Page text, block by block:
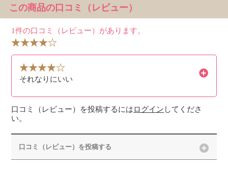
この商品の口コミ（レビュー）
1件の口コミ（レビュー）があります。
それなりにいい
口コミ（レビュー）を投稿するにはログイン してくださ
い。
口コミ（レビュー）を投稿する